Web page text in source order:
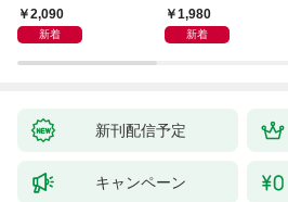
獅子座、Ａ型、丙午は
めぐる
2,090
新着
室 Ｏｒａｃｙ（オラ
シー）
1,980
新着
新刊配信予定
キャンペーン